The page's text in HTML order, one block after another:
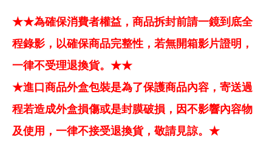
★★為確保消費者權益，商品拆封前請一鏡到底全
程錄影，以確保商品完整性，若無開箱影片證明，
一律不受理退換貨。★★
★進口商品外盒包裝是為了保護商品內容，寄送過
程若造成外盒損傷或是封膜破損，因不影響內容物
及使用，一律不接受退換貨，敬請見諒。★